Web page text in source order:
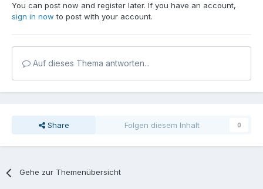
You can post now and register later. If you have an account,
sign in now to post with your account.
Auf dieses Thema antworten...
Share Folgen diesem Inhalt 0
Gehe zur Themenübersicht